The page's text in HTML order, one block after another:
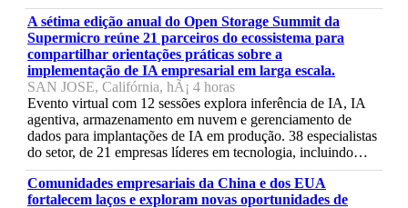
A sétima edição anual do Open Storage Summit da
Supermicro reúne 21 parceiros do ecossistema para
compartilhar orientações práticas sobre a
implementação de IA empresarial em larga escala.
SAN JOSE, Califórnia, hÃ¡ 4 horas
Evento virtual com 12 sessões explora inferência de IA, IA
agentiva, armazenamento em nuvem e gerenciamento de
dados para implantações de IA em produção. 38 especialistas
do setor, de 21 empresas líderes em tecnologia, incluindo…
Comunidades empresariais da China e dos EUA
fortalecem laços e exploram novas oportunidades de